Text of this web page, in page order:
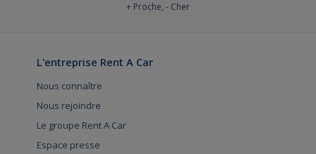
+ Proche, - Cher
L'entreprise Rent A Car
Nous connaître
Nous rejoindre
Le groupe Rent A Car
Espace presse